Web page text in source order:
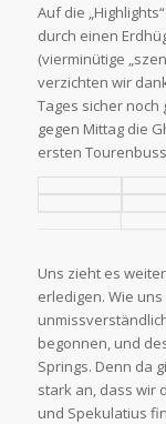
Auf die
durch einen
(vierminütige
verzichten wir
Tages sicher
gegen Mittag die
ersten
Uns zieht es
erledigen. Wie
begonnen, und
Springs. Denn da
stark an, dass wir
und Spekulatius